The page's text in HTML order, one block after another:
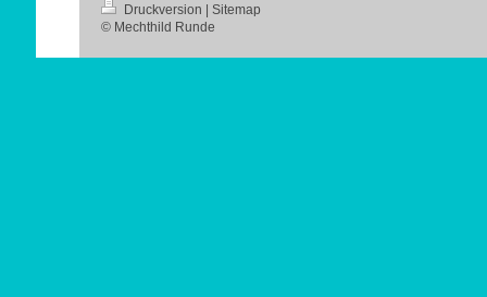
Druckversion
Sitemap
© Mechthild Runde